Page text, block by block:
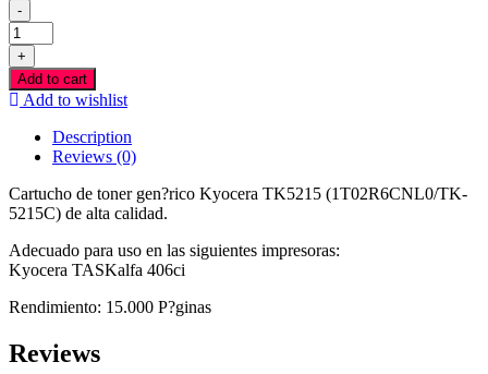
-
Kyocera
TK5215
Azul
Toner
Compativel
quantity
+
Add to cart
Add to wishlist
Description
Reviews (0)
Cartucho de toner gen?rico Kyocera TK5215 (1T02R6CNL0/TK-
5215C) de alta calidad.
Adecuado para uso en las siguientes impresoras:
Kyocera TASKalfa 406ci
Rendimiento: 15.000 P?ginas
Reviews